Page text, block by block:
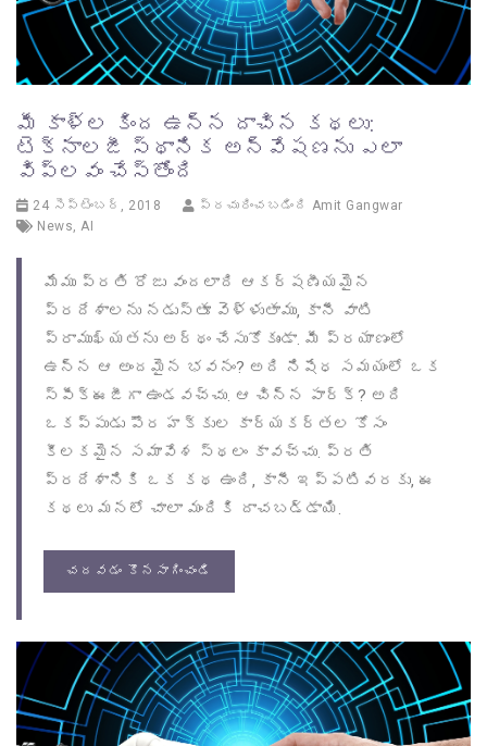
మీ కాళ్ల కింద ఉన్న దాచిన కథలు:
టెక్నాలజీ స్థానిక అన్వేషణను ఎలా
విప్లవం చేస్తోంది
24 సెప్టెంబర్, 2018 ప్రచురించబడింది Amit Gangwar
News, AI
మేము ప్రతి రోజు వందలాది ఆకర్షణీయమైన
ప్రదేశాలను నడుస్తూ వెళ్ళుతాము, కానీ వాటి
ప్రాముఖ్యతను అర్థం చేసుకోకుండా. మీ ప్రయాణంలో
ఉన్న ఆ అందమైన భవనం? అది నిషేధ సమయంలో ఒక
స్పీక్‌ఈజీగా ఉండవచ్చు. ఆ చిన్న పార్క్? అది
ఒకప్పుడు పౌర హక్కుల కార్యకర్తల కోసం
కీలకమైన సమావేశ స్థలం కావచ్చు. ప్రతి
ప్రదేశానికి ఒక కథ ఉంది, కానీ ఇప్పటివరకు, ఈ
కథలు మనలో చాలా మందికి దాచబడ్డాయి.
చదవడం కొనసాగించండి